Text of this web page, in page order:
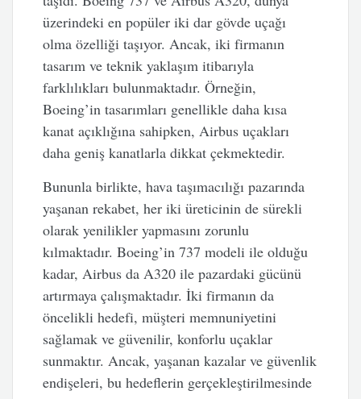
üzerindeki en popüler iki dar gövde uçağı
olma özelliği taşıyor. Ancak, iki firmanın
tasarım ve teknik yaklaşım itibarıyla
farklılıkları bulunmaktadır. Örneğin,
Boeing’in tasarımları genellikle daha kısa
kanat açıklığına sahipken, Airbus uçakları
daha geniş kanatlarla dikkat çekmektedir.
Bununla birlikte, hava taşımacılığı pazarında
yaşanan rekabet, her iki üreticinin de sürekli
olarak yenilikler yapmasını zorunlu
kılmaktadır. Boeing’in 737 modeli ile olduğu
kadar, Airbus da A320 ile pazardaki gücünü
artırmaya çalışmaktadır. İki firmanın da
öncelikli hedefi, müşteri memnuniyetini
sağlamak ve güvenilir, konforlu uçaklar
sunmaktır. Ancak, yaşanan kazalar ve güvenlik
endişeleri, bu hedeflerin gerçekleştirilmesinde